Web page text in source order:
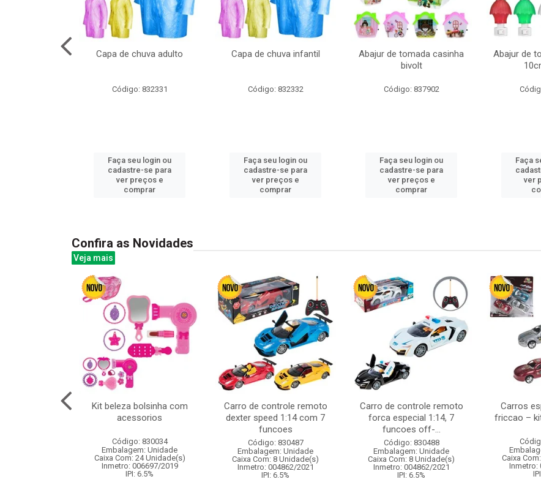
Capa de chuva adulto
Código: 832331
Faça seu login ou
cadastre-se para
ver preços e
comprar
Capa de chuva infantil
Código: 832332
Faça seu login ou
cadastre-se para
ver preços e
comprar
Abajur de tomada casinha
bivolt
Código: 837902
Faça seu login ou
cadastre-se para
ver preços e
comprar
Abajur de
Faça
ver
Confira as Novidades
Veja mais
Kit beleza bolsinha com
acessorios
Código: 830034
Embalagem: Unidade
Caixa Com: 24 Unidade(s)
Inmetro: 006697/2019
IPI: 6.5%
Carro de controle remoto
dexter speed 1:14 com 7
funcoes
Código: 830487
Embalagem: Unidade
Caixa Com: 8 Unidade(s)
Inmetro: 004862/2021
IPI: 6.5%
Carro de controle remoto
forca especial 1:14, 7
funcoes off-...
Código: 830488
Embalagem: Unidade
Caixa Com: 8 Unidade(s)
Inmetro: 004862/2021
IPI: 6.5%
Carros
friccao –
Caixa
Inmetro: